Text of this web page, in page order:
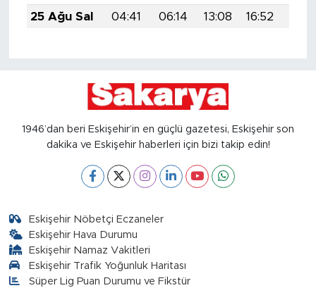
25 Ağu Sal
04:41 06:14 13:08 16:52
1946’dan beri Eskişehir’in en güçlü gazetesi, Eskişehir son
dakika ve Eskişehir haberleri için bizi takip edin!
Eskişehir Nöbetçi Eczaneler
Eskişehir Hava Durumu
Eskişehir Namaz Vakitleri
Eskişehir Trafik Yoğunluk Haritası
Süper Lig Puan Durumu ve Fikstür